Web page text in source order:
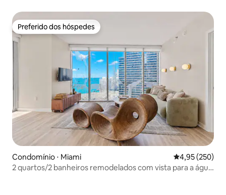
Preferido dos hóspedes
Preferido dos hóspedes
Condomínio ⋅ Miami 4,95 de uma
4,95 (250)
2 quartos/2 banheiros remodelados com vista para a água